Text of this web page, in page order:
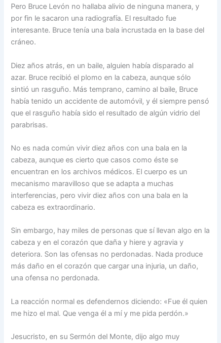
Pero Bruce Levón no hallaba alivio de ninguna manera, y
por fin le sacaron una radiografía. El resultado fue
interesante. Bruce tenía una bala incrustada en la base del
cráneo.
Diez años atrás, en un baile, alguien había disparado al
azar. Bruce recibió el plomo en la cabeza, aunque sólo
sintió un rasguño. Más temprano, camino al baile, Bruce
había tenido un accidente de automóvil, y él siempre pensó
que el rasguño había sido el resultado de algún vidrio del
parabrisas.
No es nada común vivir diez años con una bala en la
cabeza, aunque es cierto que casos como éste se
encuentran en los archivos médicos. El cuerpo es un
mecanismo maravilloso que se adapta a muchas
interferencias, pero vivir diez años con una bala en la
cabeza es extraordinario.
Sin embargo, hay miles de personas que sí llevan algo en la
cabeza y en el corazón que daña y hiere y agravia y
deteriora. Son las ofensas no perdonadas. Nada produce
más daño en el corazón que cargar una injuria, un daño,
una ofensa no perdonada.
La reacción normal es defendernos diciendo: «Fue él quien
me hizo el mal. Que venga él a mí y me pida perdón.»
Jesucristo, en su Sermón del Monte, dijo algo muy